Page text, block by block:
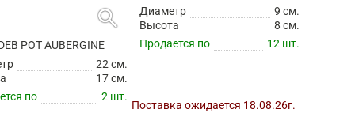
search
POT AUBERGINE
22 см.
17 см.
по
2 шт.
Диаметр
9 см.
Высота
8 см.
Продается по
12 шт.
Поставка ожидается 18.08.26г.